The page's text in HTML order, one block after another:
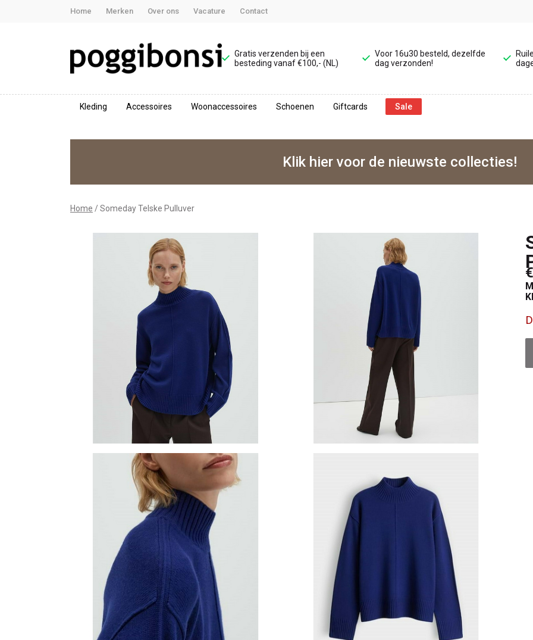
Home Merken Over ons Vacature Contact
Gratis verzenden bij een
besteding vanaf €100,- (NL)
Voor 16u30 besteld, dezelfde
dag verzonden!
Kleding Accessoires Woonaccessoires Schoenen Giftcards Sale
Someday
Pulluver
Klik hier voor de nieuwste collecties!
Home Someday Telske Pulluver